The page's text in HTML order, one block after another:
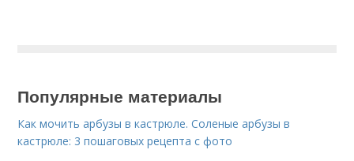
Популярные материалы
Как мочить арбузы в кастрюле. Соленые арбузы в
кастрюле: 3 пошаговых рецепта с фото